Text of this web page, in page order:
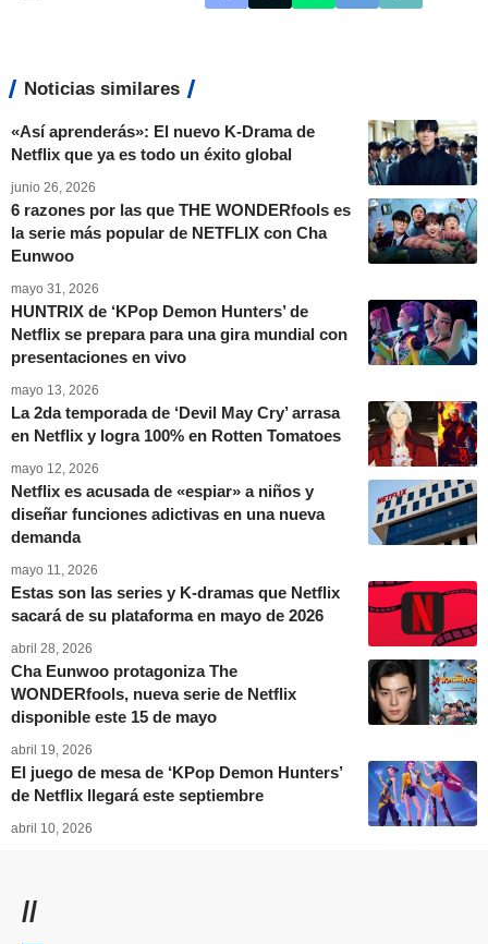
Noticias similares
«Así aprenderás»: El nuevo K-Drama de
Netflix que ya es todo un éxito global
junio 26, 2026
6 razones por las que THE WONDERfools es
la serie más popular de NETFLIX con Cha
Eunwoo
mayo 31, 2026
HUNTRIX de ‘KPop Demon Hunters’ de
Netflix se prepara para una gira mundial con
presentaciones en vivo
mayo 13, 2026
La 2da temporada de ‘Devil May Cry’ arrasa
en Netflix y logra 100% en Rotten Tomatoes
mayo 12, 2026
Netflix es acusada de «espiar» a niños y
diseñar funciones adictivas en una nueva
demanda
mayo 11, 2026
Estas son las series y K-dramas que Netflix
sacará de su plataforma en mayo de 2026
abril 28, 2026
Cha Eunwoo protagoniza The
WONDERfools, nueva serie de Netflix
disponible este 15 de mayo
abril 19, 2026
El juego de mesa de ‘KPop Demon Hunters’
de Netflix llegará este septiembre
abril 10, 2026
//